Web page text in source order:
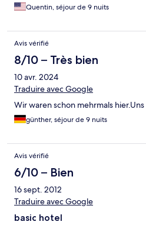
Quentin, séjour de 9 nuits
Avis vérifié
8/10 – Très bien
10 avr. 2024
Traduire avec Google
Wir waren schon mehrmals
günther, séjour de 9 nuits
Avis vérifié
6/10 – Bien
16 sept. 2012
Traduire avec Google
basic hotel